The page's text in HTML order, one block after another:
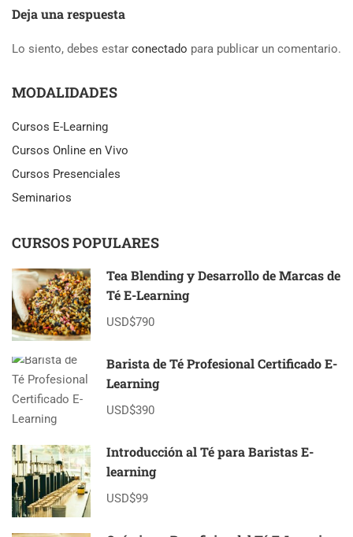
Deja una respuesta
Lo siento, debes estar conectado para publicar un comentario.
MODALIDADES
Cursos E-Learning
Cursos Online en Vivo
Cursos Presenciales
Seminarios
CURSOS POPULARES
Tea Blending y Desarrollo de Marcas de
Té E-Learning
USD$790
Barista de Té Profesional Certificado E-
Learning
USD$390
Introducción al Té para Baristas E-
learning
USD$99